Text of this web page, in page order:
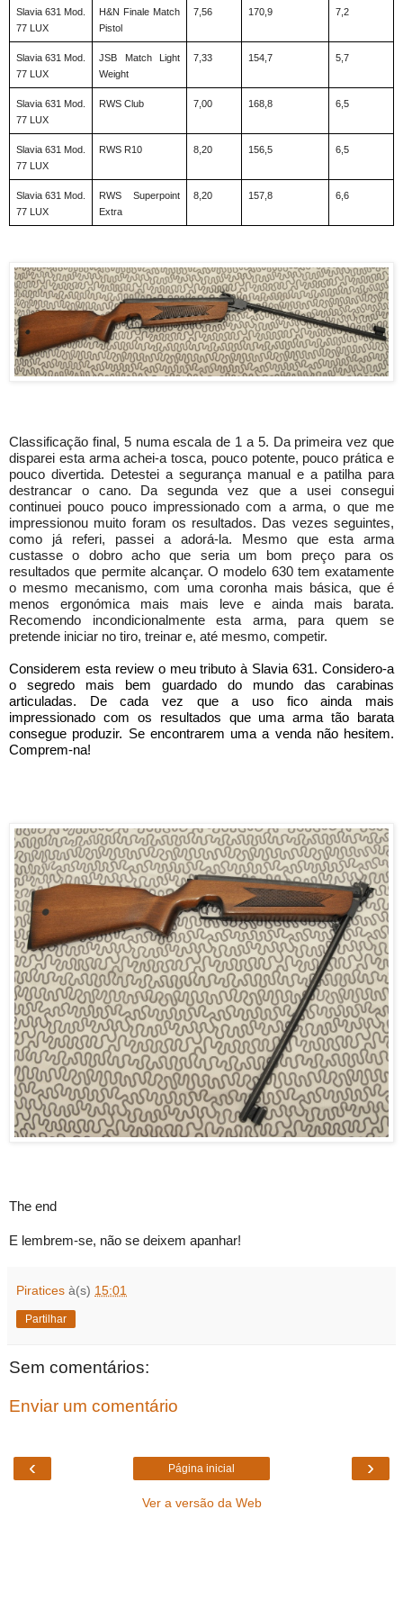
Slavia 631 Mod.
77 LUX
H&N Finale Match
Pistol
7,56 170,9 7,2
Slavia 631 Mod.
77 LUX
JSB Match Light
Weight
7,33 154,7 5,7
Slavia 631 Mod.
77 LUX
RWS Club 7,00 168,8 6,5
Slavia 631 Mod.
77 LUX
RWS R10 8,20 156,5 6,5
Slavia 631 Mod.
77 LUX
RWS Superpoint
Extra
8,20 157,8 6,6
Classificação final, 5 numa escala de 1 a 5. Da primeira vez que
disparei esta arma achei-a tosca, pouco potente, pouco prática e
pouco divertida. Detestei a segurança manual e a patilha para
destrancar o cano. Da segunda vez que a usei consegui
continuei pouco pouco impressionado com a arma, o que me
impressionou muito foram os resultados. Das vezes seguintes,
como já referi, passei a adorá-la. Mesmo que esta arma
custasse o dobro acho que seria um bom preço para os
resultados que permite alcançar. O modelo 630 tem exatamente
o mesmo mecanismo, com uma coronha mais básica, que é
menos ergonómica mais mais leve e ainda mais barata.
Recomendo incondicionalmente esta arma, para quem se
pretende iniciar no tiro, treinar e, até mesmo, competir.
Considerem esta review o meu tributo à Slavia 631. Considero-a
o segredo mais bem guardado do mundo das carabinas
articuladas. De cada vez que a uso fico ainda mais
impressionado com os resultados que uma arma tão barata
consegue produzir. Se encontrarem uma a venda não hesitem.
Comprem-na!
The end
E lembrem-se, não se deixem apanhar!
Piratices à(s) 15:01
Partilhar
Sem comentários:
Enviar um comentário
‹ ›
Página inicial
Ver a versão da Web